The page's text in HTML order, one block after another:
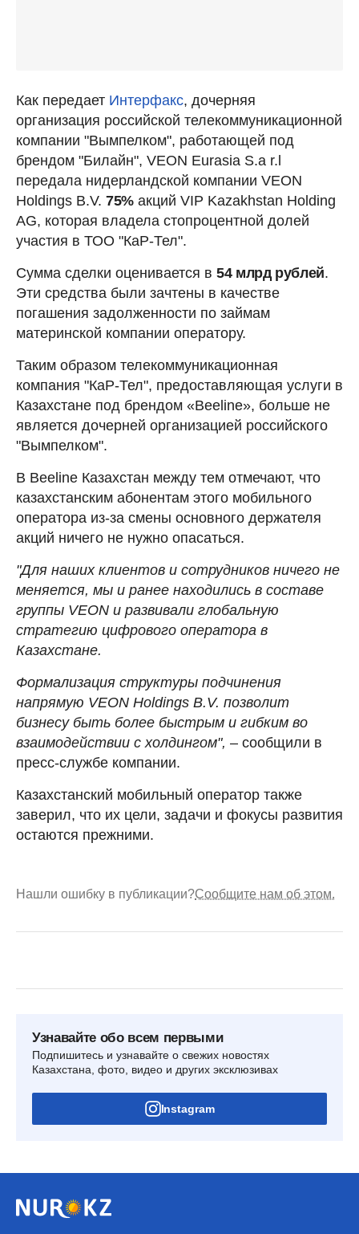
Как передает Интерфакс, дочерняя
организация российской телекоммуникационной
компании "Вымпелком", работающей под
брендом "Билайн", VEON Eurasia S.a r.l
передала нидерландской компании VEON
Holdings B.V. 75%акций VIP Kazakhstan Holding
AG, которая владела стопроцентной долей
участия в ТОО "КаР-Тел".
Сумма сделки оценивается в 54 млрд рублей.
Эти средства были зачтены в качестве
погашения задолженности по займам
материнской компании оператору.
Таким образом телекоммуникационная
компания "КаР-Тел", предоставляющая услуги в
Казахстане под брендом «Beeline», больше не
является дочерней организацией российского
"Вымпелком".
В Beeline Казахстан между тем отмечают, что
казахстанским абонентам этого мобильного
оператора из-за смены основного держателя
акций ничего не нужно опасаться.
"Для наших клиентов и сотрудников ничего не
меняется, мы и ранее находились в составе
группы VEON и развивали глобальную
стратегию цифрового оператора в
Казахстане.
Формализация структуры подчинения
напрямую VEON Holdings B.V. позволит
бизнесу быть более быстрым и гибким во
взаимодействии с холдингом", – сообщили в
пресс-службе компании.
Казахстанский мобильный оператор также
заверил, что их цели, задачи и фокусы развития
остаются прежними.
Нашли ошибку в публикации?Сообщите нам об этом.
Узнавайте обо всем первыми
Подпишитесь и узнавайте о свежих новостях
Казахстана, фото, видео и других эксклюзивах
Instagram